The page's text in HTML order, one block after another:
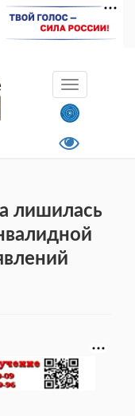
лишилась